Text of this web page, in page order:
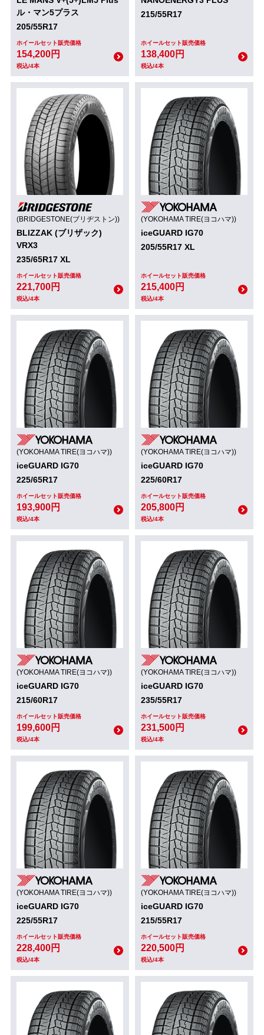
ル・マン5プラス
205/55R17
ホイールセット販売価格
154,200円
税込/4本
215/55R17
ホイールセット販売価格
138,400円
税込/4本
(BRIDGESTONE(ブリヂストン))
BLIZZAK (ブリザック)
VRX3
235/65R17 XL
ホイールセット販売価格
221,700円
税込/4本
(YOKOHAMA TIRE(ヨコハマ))
iceGUARD IG70
205/55R17 XL
ホイールセット販売価格
215,400円
税込/4本
(YOKOHAMA TIRE(ヨコハマ))
iceGUARD IG70
225/65R17
ホイールセット販売価格
193,900円
税込/4本
(YOKOHAMA TIRE(ヨコハマ))
iceGUARD IG70
225/60R17
ホイールセット販売価格
205,800円
税込/4本
(YOKOHAMA TIRE(ヨコハマ))
iceGUARD IG70
215/60R17
ホイールセット販売価格
199,600円
税込/4本
(YOKOHAMA TIRE(ヨコハマ))
iceGUARD IG70
235/55R17
ホイールセット販売価格
231,500円
税込/4本
(YOKOHAMA TIRE(ヨコハマ))
iceGUARD IG70
225/55R17
ホイールセット販売価格
228,400円
税込/4本
(YOKOHAMA TIRE(ヨコハマ))
iceGUARD IG70
215/55R17
ホイールセット販売価格
220,500円
税込/4本